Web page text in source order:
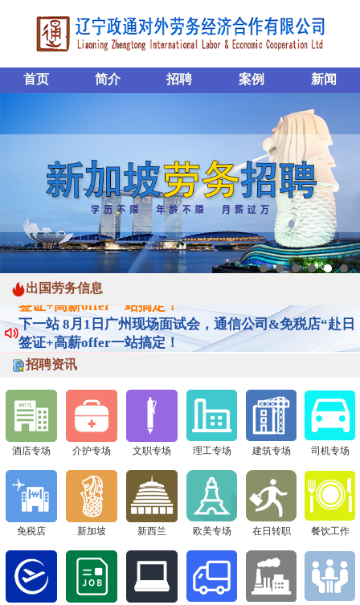
首页 简介 招聘 案例 新闻
出国劳务信息
下一站 8月1日广州现场面试会，通信公司&免税店“赴日
签证+高薪offer一站搞定！
下一站 8月1日广州现场面试会，通信公司&免税店“赴日
签证+高薪offer一站搞定！
下一站 8月1日广州现场面试会，通信公司&免税店“赴日
下一站 8月1日广州现场面试会，通信公司&免税店“赴日
签证+高薪offer一站搞定！
招聘资讯
酒店专场 介护专场 文职专场 理工专场 建筑专场 司机专场
免税店 新加坡 新西兰 欧美专场 在日转职 餐饮工作